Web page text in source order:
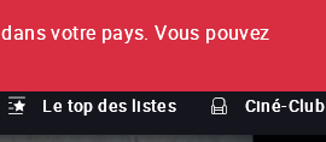
Le top des listes Ciné-Club
À propos
votre pays. Vous pouvez